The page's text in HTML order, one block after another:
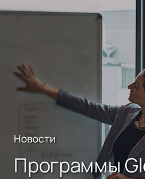
Новости
Программы